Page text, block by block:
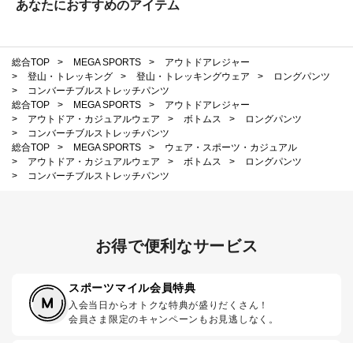
あなたにおすすめのアイテム
総合TOP > MEGA SPORTS >
アウトドアレジャー
>
登山・トレッキング > 登山・トレッキングウェア >
ロングパンツ
>
コンバーチブルストレッチパンツ
総合TOP
> MEGA SPORTS >
アウトドアレジャー
>
アウトドア・カジュアルウェア > ボトムス >
ロングパンツ
>
コンバーチブルストレッチパンツ
総合TOP
> MEGA SPORTS >
ウェア・スポーツ・カジュアル
>
アウトドア・カジュアルウェア > ボトムス >
ロングパンツ
>
コンバーチブルストレッチパンツ
お得で便利なサービス
スポーツマイル会員特典
入会当日からオトクな特典が盛りだくさん！
会員さま限定のキャンペーンもお見逃しなく。